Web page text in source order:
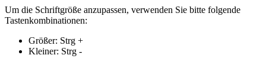
Um die Schriftgröße anzupassen, verwenden Sie bitte folgende
Tastenkombinationen:
Größer: Strg +
Kleiner: Strg -